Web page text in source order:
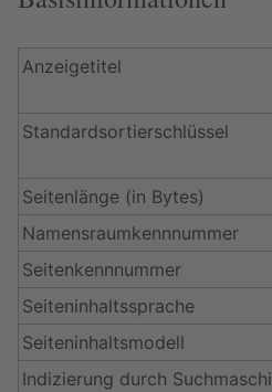
Anzeigetitel
Standardsortierschlüssel
Seitenlänge (in Bytes)
Namensraumkennnummer
Seitenkennnummer
Seiteninhaltssprache
Seiteninhaltsmodell
Indizierung durch